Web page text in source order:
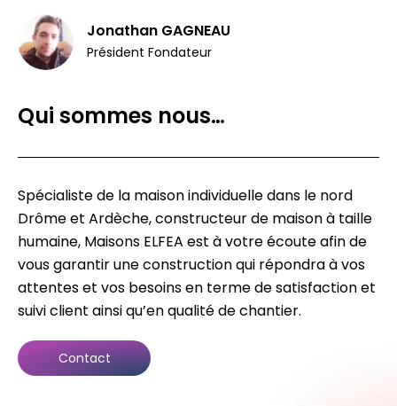
Qui sommes nous…
Spécialiste de la maison individuelle dans le nord
Drôme et Ardèche, constructeur de maison à taille
humaine, Maisons ELFEA est à votre écoute afin de
vous garantir une construction qui répondra à vos
attentes et vos besoins en terme de satisfaction et
suivi client ainsi qu’en qualité de chantier.
Contact
Jonathan GAGNEAU
Président Fondateur